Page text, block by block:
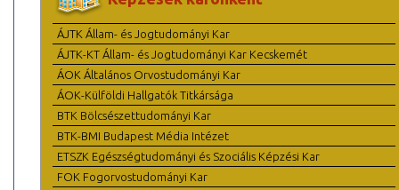
ÁJTK Állam- és Jogtudományi Kar
ÁJTK-KT Állam- és Jogtudományi Kar Kecskemét
ÁOK Általános Orvostudományi Kar
ÁOK-Külföldi Hallgatók Titkársága
BTK Bölcsészettudományi Kar
BTK-BMI Budapest Média Intézet
ETSZK Egészségtudományi és Szociális Képzési Kar
FOK Fogorvostudományi Kar